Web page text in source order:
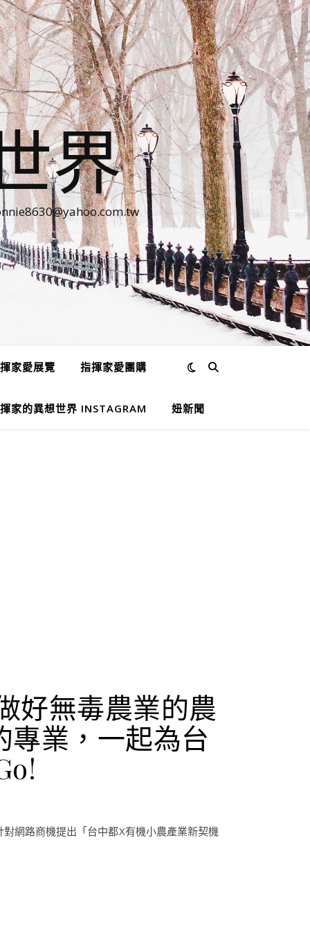
界
家愛展覽 指揮家愛團購
家的異想世界 INSTAGRAM 妞新聞
好無毒農業的農
業，一起為台
網路商機提出「台中都X有機小農產業新契機